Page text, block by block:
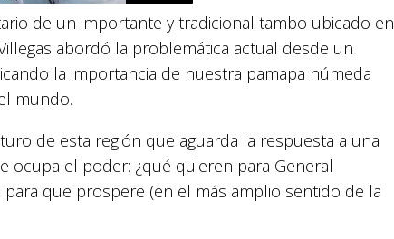
de un importante y tradicional tambo ubicado en
abordó la problemática actual desde un
la importancia de nuestra pamapa húmeda
mundo.
de esta región que aguarda la respuesta a una
el poder: ¿qué quieren para General
que prospere (en el más amplio sentido de la